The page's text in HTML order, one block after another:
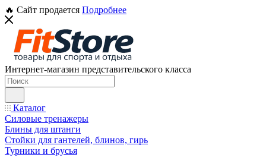
🔥 Сайт продается Подробнее
Интернет-магазин представительского класса
Каталог
Силовые тренажеры
Блины для штанги
Стойки для гантелей, блинов, гирь
Турники и брусья